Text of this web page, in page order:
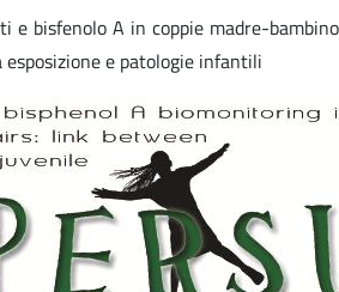
e bisfenolo A in coppie madre-bambino
e patologie infantili